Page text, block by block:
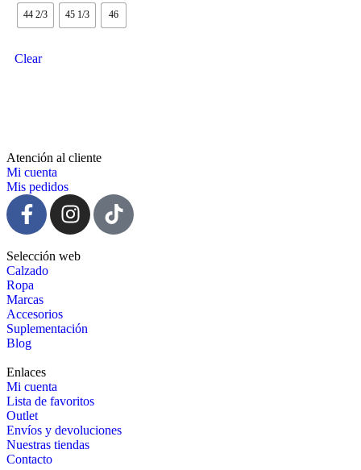
44 2/3 45 1/3 46
Clear
Atención al cliente
Mi cuenta
Mis pedidos
Selección web
Calzado
Ropa
Marcas
Accesorios
Suplementación
Blog
Enlaces
Mi cuenta
Lista de favoritos
Outlet
Envíos y devoluciones
Nuestras tiendas
Contacto